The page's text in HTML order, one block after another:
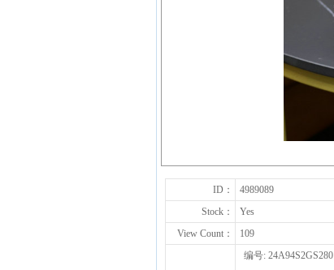
ID： 4989089
Stock：
Yes
View Count：
109
编号: 24A94S2GS280